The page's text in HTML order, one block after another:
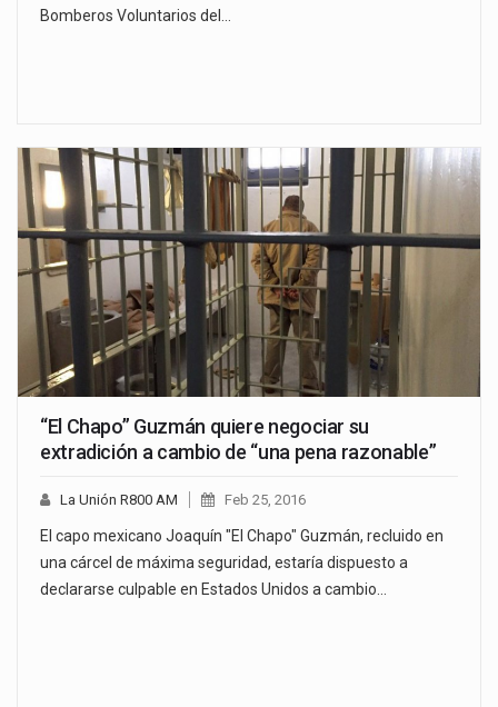
Bomberos Voluntarios del…
“El Chapo” Guzmán quiere negociar su
extradición a cambio de “una pena razonable”
La Unión R800 AM Feb 25, 2016
El capo mexicano Joaquín "El Chapo" Guzmán, recluido en
una cárcel de máxima seguridad, estaría dispuesto a
declararse culpable en Estados Unidos a cambio…